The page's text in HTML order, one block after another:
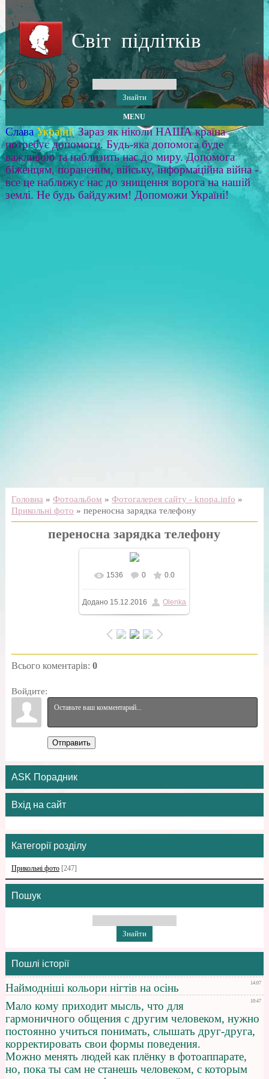
Світ підлітків
MENU
Слава Україні! Зараз як ніколи НАША країна
потребує допомоги. Будь-яка допомога буде
важливою та наблизить нас до миру. Допомога
біженцям, пораненим, війську, інформаційна війна -
все це наближує нас до знищення ворога на нашій
землі. Не будь байдужим! Допоможи Україні!
Головна » Фотоальбом » Фотогалерея сайту - knopa.info »
Прикольні фото » переносна зарядка телефону
переносна зарядка телефону
У реальному розмірі
600x500/ 17.7Kb
1536 0 0.0
Додано 15.12.2016 Olenka
Всього коментарів: 0
Войдите:
Отправить
ASK Порадник
Вхід на сайт
Категорії розділу
Прикольні фото [247]
Пошук
Пошлі історії